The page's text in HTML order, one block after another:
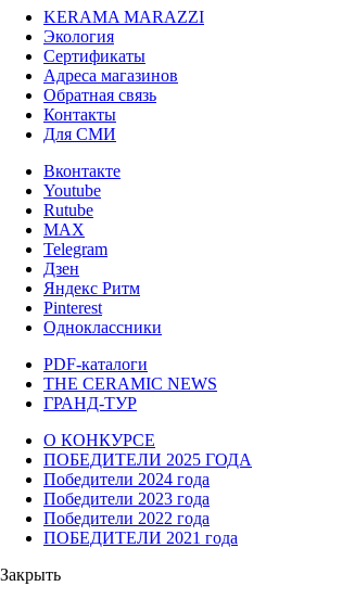
KERAMA MARAZZI
Экология
Сертификаты
Адреса магазинов
Обратная связь
Контакты
Для СМИ
Вконтакте
Youtube
Rutube
MAX
Telegram
Дзен
Яндекс Ритм
Pinterest
Одноклассники
PDF-каталоги
THE CERAMIC NEWS
ГРАНД-ТУР
О КОНКУРСЕ
ПОБЕДИТЕЛИ 2025 ГОДА
Победители 2024 года
Победители 2023 года
Победители 2022 года
ПОБЕДИТЕЛИ 2021 года
Закрыть